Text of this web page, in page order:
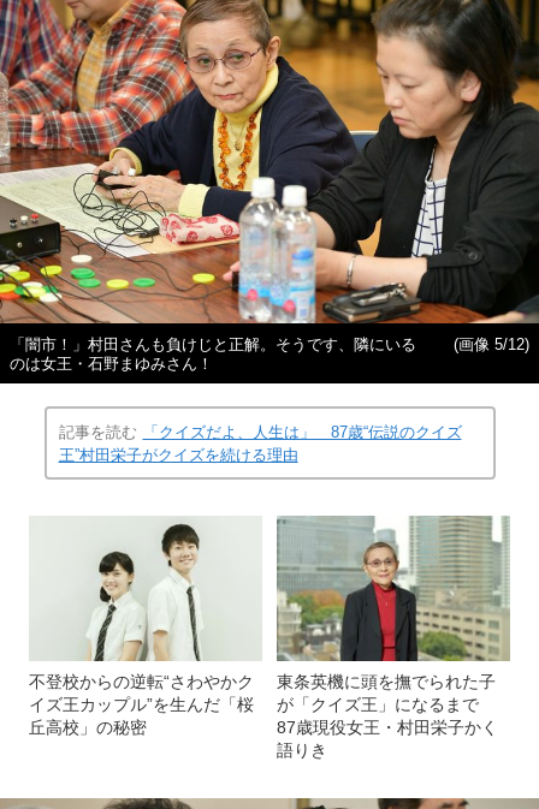
「闇市！」村田さんも負けじと正解。そうです、隣にいる
のは女王・石野まゆみさん！
(画像 5/12)
記事を読む
「クイズだよ、人生は」 87歳“伝説のクイズ
王”村田栄子がクイズを続ける理由
不登校からの逆転“さわやかク
イズ王カップル”を生んだ「桜
丘高校」の秘密
東条英機に頭を撫でられた子
が「クイズ王」になるまで
87歳現役女王・村田栄子かく
語りき